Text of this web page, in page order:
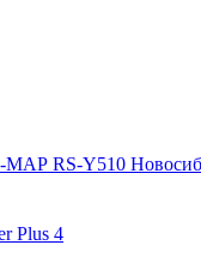
MAP RS-Y510
Plus 4